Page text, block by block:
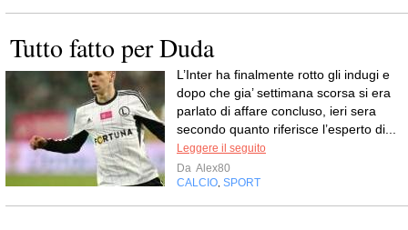
Tutto fatto per Duda
L’Inter ha finalmente rotto gli indugi e
dopo che gia’ settimana scorsa si era
parlato di affare concluso, ieri sera
secondo quanto riferisce l’esperto di...
Leggere il seguito
Da Alex80
CALCIO, SPORT